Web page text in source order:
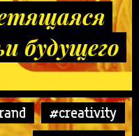
будущего
#creativity